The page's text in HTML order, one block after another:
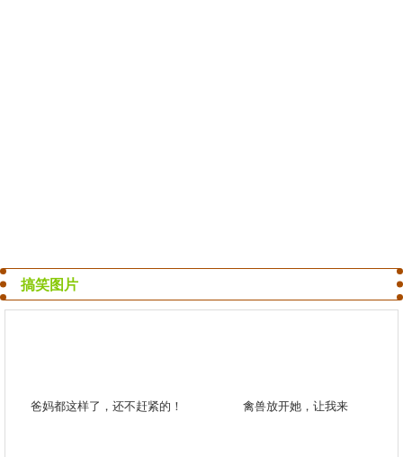
搞笑图片
爸妈都这样了，还不赶紧的！ 禽兽放开她，让我来